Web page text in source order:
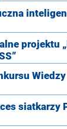
projektu
siatkarzy